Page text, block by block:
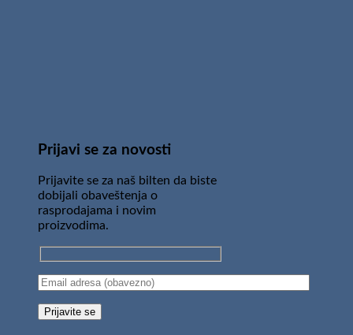
Prijavi se za novosti
Prijavite se za naš bilten da biste
dobijali obaveštenja o
rasprodajama i novim
proizvodima.